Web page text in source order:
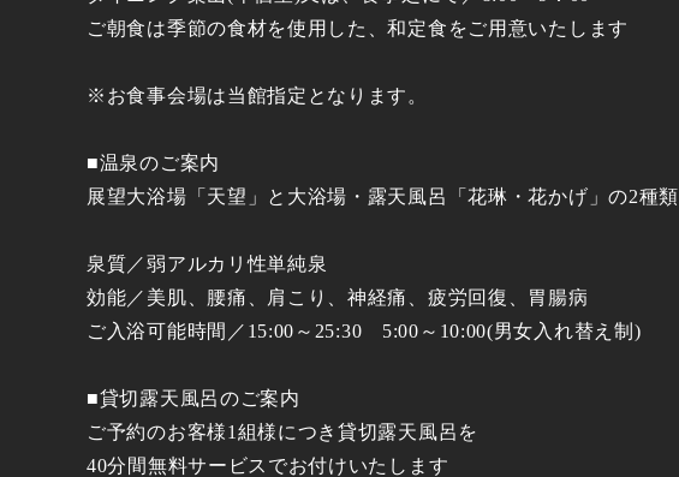
ご朝食は季節の食材を使用した、和定食をご用意いたします
※お食事会場は当館指定となります。
■温泉のご案内
展望大浴場「天望」と大浴場・露天風呂「花琳・花かげ」の2種類
泉質／弱アルカリ性単純泉
効能／美肌、腰痛、肩こり、神経痛、疲労回復、胃腸病
ご入浴可能時間／15:00～25:30 5:00～10:00(男女入れ替え制)
■貸切露天風呂のご案内
ご予約のお客様1組様につき貸切露天風呂を
40分間無料サービスでお付けいたします